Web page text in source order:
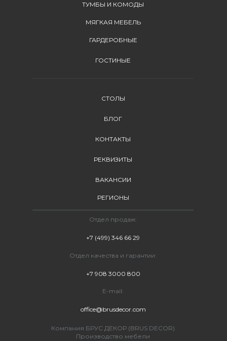
Компания БРУС ДЕКОР (BRUS DECOR)
Производство мебели
ТУМБЫ И КОМОДЫ
МЯГКАЯ МЕБЕЛЬ
ГАРДЕРОБНЫЕ
ГОСТИНЫЕ
БЛОГ
КОНТАКТЫ
РЕКВИЗИТЫ
СТОЛЫ
Отдел продаж:
+7 (499) 346 66 29
Отдел качества и гарантии:
+7 908 3000 800
E-mail:
office@brusdecor.com
ВАКАНСИИ
РЕГИОНЫ